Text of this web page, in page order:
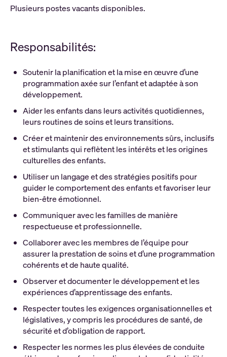
Plusieurs postes vacants disponibles.
Responsabilités:
Soutenir la planification et la mise en œuvre d’une
programmation axée sur l’enfant et adaptée à son
développement.
Aider les enfants dans leurs activités quotidiennes,
leurs routines de soins et leurs transitions.
Créer et maintenir des environnements sûrs, inclusifs
et stimulants qui reflètent les intérêts et les origines
culturelles des enfants.
Utiliser un langage et des stratégies positifs pour
guider le comportement des enfants et favoriser leur
bien-être émotionnel.
Communiquer avec les familles de manière
respectueuse et professionnelle.
Collaborer avec les membres de l’équipe pour
assurer la prestation de soins et d’une programmation
cohérents et de haute qualité.
Observer et documenter le développement et les
expériences d’apprentissage des enfants.
Respecter toutes les exigences organisationnelles et
législatives, y compris les procédures de santé, de
sécurité et d’obligation de rapport.
Respecter les normes les plus élevées de conduite